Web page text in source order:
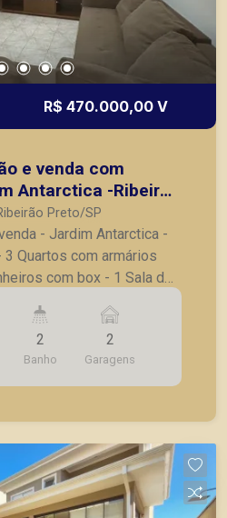
R$ 470.000,00 V
e venda com
Antarctica -Ribeirão
Preto/SP
- Jardim Antarctica -
com box - 1 Sala de
TV; - 1 Cozinha
serviço; - 1 Lavabo - 1
agilidade e segurança,
2
Banho
2
Garagens